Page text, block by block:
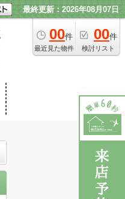
最終更新：2026年08月07日
00件
最近見た物件
00件
検討リスト